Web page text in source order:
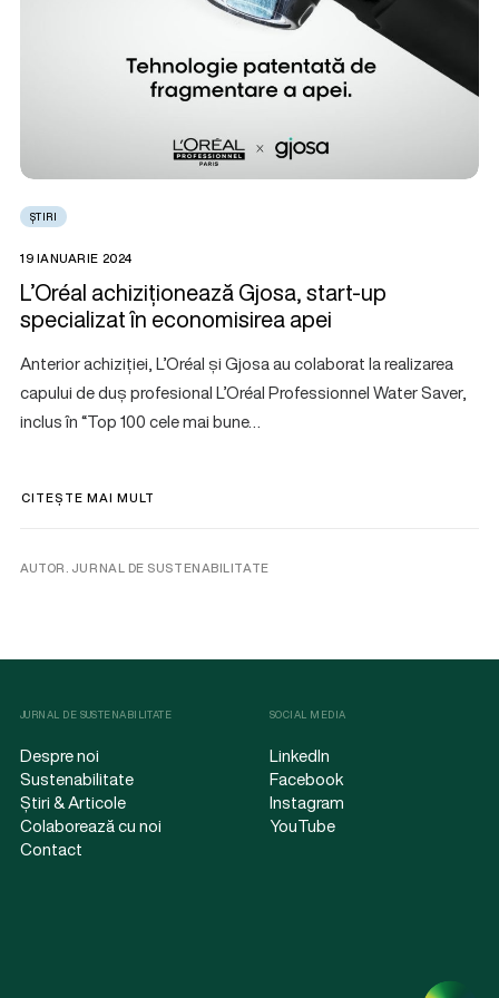
ȘTIRI
19 IANUARIE 2024
L’Oréal achiziționează Gjosa, start-up
specializat în economisirea apei
Anterior achiziției, L’Oréal și Gjosa au colaborat la realizarea
capului de duș profesional L’Oréal Professionnel Water Saver,
inclus în “Top 100 cele mai bune…
CITEȘTE MAI MULT
AUTOR. JURNAL DE SUSTENABILITATE
JURNAL DE SUSTENABILITATE
Despre noi
Sustenabilitate
Știri & Articole
Colaborează cu noi
Contact
SOCIAL MEDIA
LinkedIn
Facebook
Instagram
YouTube